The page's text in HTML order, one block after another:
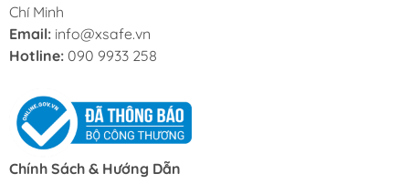
Chí Minh
Email: info@xsafe.vn
Hotline: 090 9933 258
Chính Sách & Hướng Dẫn